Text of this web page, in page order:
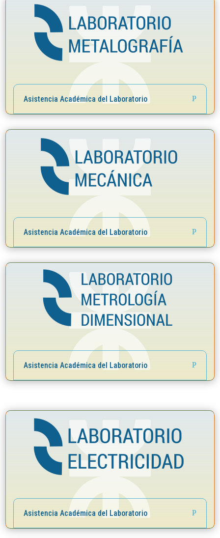
Asistencia Académica del Laboratorio
Asistencia Académica del Laboratorio
Asistencia Académica del Laboratorio
Asistencia Académica del Laboratorio